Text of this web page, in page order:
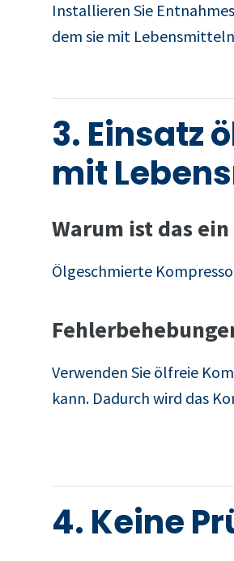
Installieren Sie
dem sie mit
3. Einsatz
mit
Warum ist das
Ölgeschmierte
Verwenden Sie ölfreie
kann. Dadurch wird das
4. Keine